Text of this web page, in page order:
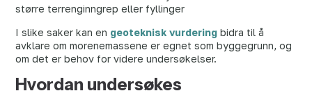
større terrenginngrep eller fyllinger
I slike saker kan en geoteknisk vurdering bidra til å
avklare om morenemassene er egnet som byggegrunn, og
om det er behov for videre undersøkelser.
Hvordan undersøkes